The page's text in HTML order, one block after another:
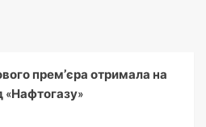
прем’єра отримала на
«Нафтогазу»